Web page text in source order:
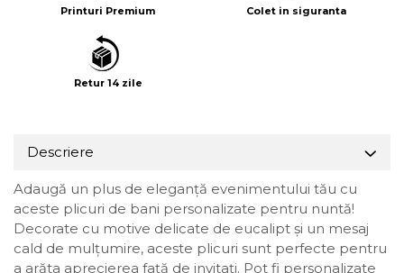
Printuri Premium Colet in siguranta
Retur 14 zile
Descriere
Adaugă un plus de eleganță evenimentului tău cu
aceste plicuri de bani personalizate pentru nuntă!
Decorate cu motive delicate de eucalipt și un mesaj
cald de mulțumire, aceste plicuri sunt perfecte pentru
a arăta aprecierea față de invitați. Pot fi personalizate